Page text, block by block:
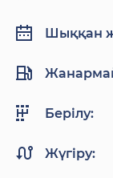
Шыққан
Берілу:
Жүгіру: